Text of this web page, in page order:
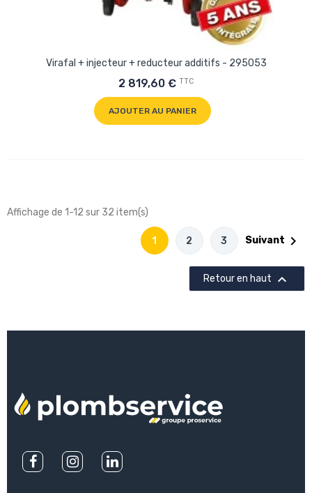
Virafal + injecteur + reducteur additifs - 295053
2 819,60 € TTC
AJOUTER AU PANIER
Affichage de 1-12 sur 32 item(s)
1 2 3 Suivant 
Retour en haut 